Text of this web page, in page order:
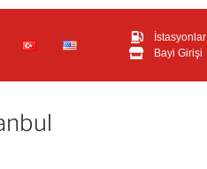
İstasyonlar
Bayi Girişi